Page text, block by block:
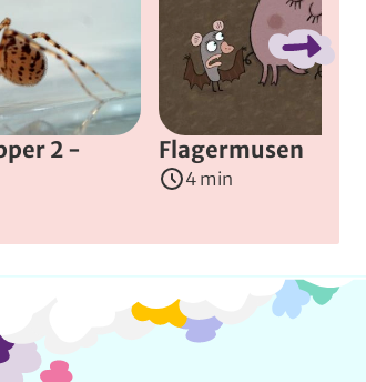
2 -
Flagermusen
4 min